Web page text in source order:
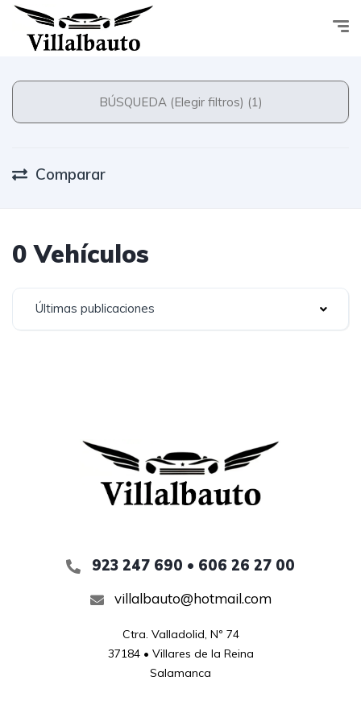
BÚSQUEDA (Elegir filtros) (1)
Comparar
0 Vehículos
Últimas publicaciones
923 247 690 • 606 26 27 00
villalbauto@hotmail.com
Ctra. Valladolid, Nº 74
37184 • Villares de la Reina
Salamanca